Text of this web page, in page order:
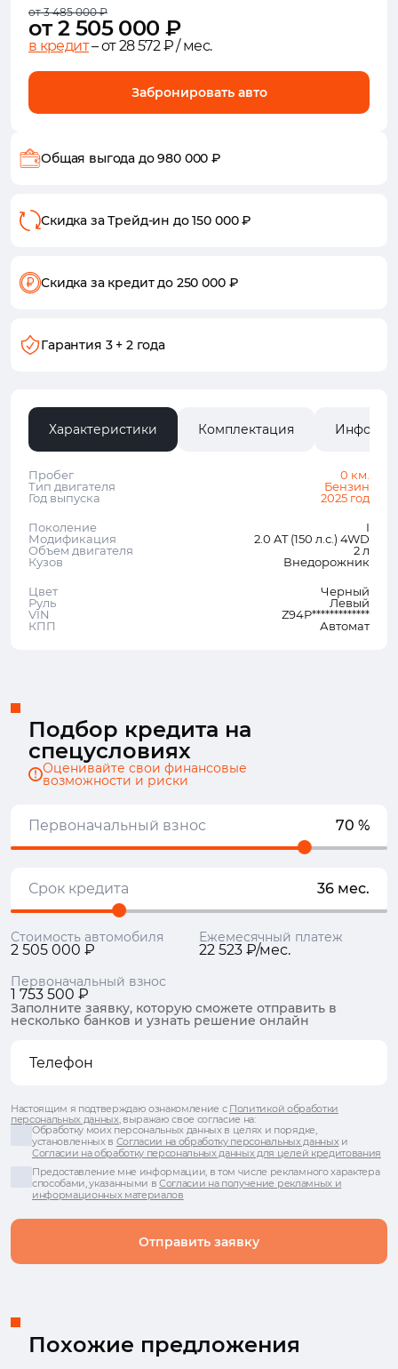
от 3 485 000 ₽
от 2 505 000 ₽
в кредит– от 28 572 ₽ / мес.
Забронировать авто
Общая выгода до 980 000 ₽
Скидка за Трейд-ин до 150 000 ₽
Скидка за кредитдо 250 000 ₽
Гарантия 3 + 2 года
Характеристики Комплектация
Пробег
0 км.
Тип двигателя
Бензин
Год выпуска
2025 год
Поколение
I
Модификация
2.0 AT (150 л.с.) 4WD
Объем двигателя
2 л
Кузов
Внедорожник
Цвет
Черный
Руль
Левый
VIN
Z94P*************
КПП
Автомат
Подбор кредита на
спецусловиях
Оценивайте свои финансовые
возможности и риски
Первоначальный взнос 70 %
Срок кредита 36 мес.
Стоимость автомобиля
2 505 000 ₽
Ежемесячный платеж
22 523 ₽/мес.
Первоначальный взнос
1 753 500 ₽
Заполните заявку, которую сможете отправить в
несколько банков и узнать решение онлайн
Отправить заявку
Настоящим я подтверждаю ознакомление с Политикой обработки
персональных данных, выражаю свое согласие на:
Обработку моих персональных данных в целях и порядке,
установленных в Согласии на обработку персональных данныхи
Согласии на обработку персональных данных для целей кредитования
Предоставление мне информации, в том числе рекламного характера
способами, указанными вСогласии на получение рекламных и
информационных материалов
Похожие предложения